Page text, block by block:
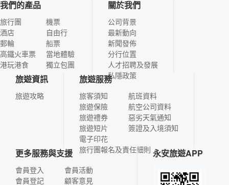
我們的產品
旅行團
酒店
郵輪
高鐵火車票
港玩港食
機票
自由行
船票
當地體驗
獨立包團
關於我們
公司背景
最新動向
新聞發佈
分行位置
人才招聘及發展
私隱政策
旅遊資訊
旅遊攻略
旅遊服務
旅客須知
旅遊保險
旅遊禮券
旅遊短片
電子印花
航班資料
航空公司資料
惡劣天氣通知
簽證及入境須知
旅行團報名及責任細則
更多服務與支援
會員登入
會員登記
會員活動
顧客意見
永安旅遊APP